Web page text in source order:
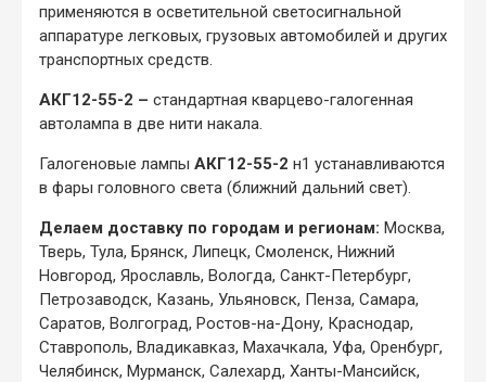
применяются в осветительной светосигнальной
аппаратуре легковых, грузовых автомобилей и других
транспортных средств.
АКГ12-55-2 – стандартная кварцево-галогенная
автолампа в две нити накала.
Галогеновые лампы АКГ12-55-2 н1 устанавливаются
в фары головного света (ближний дальний свет).
Делаем доставку по городам и регионам: Москва,
Тверь, Тула, Брянск, Липецк, Смоленск, Нижний
Новгород, Ярославль, Вологда, Санкт-Петербург,
Петрозаводск, Казань, Ульяновск, Пенза, Самара,
Саратов, Волгоград, Ростов-на-Дону, Краснодар,
Ставрополь, Владикавказ, Махачкала, Уфа, Оренбург,
Челябинск, Мурманск, Салехард, Ханты-Мансийск,